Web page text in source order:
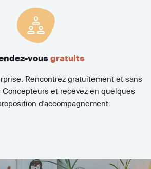
vous gratuits
Rencontrez gratuitement et sans
et recevez en quelques
d'accompagnement.